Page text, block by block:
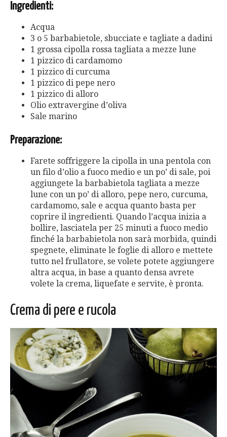
Ingredienti:
Acqua
3 o 5 barbabietole, sbucciate e tagliate a dadini
1 grossa cipolla rossa tagliata a mezze lune
1 pizzico di cardamomo
1 pizzico di curcuma
1 pizzico di pepe nero
1 pizzico di alloro
Olio extravergine d’oliva
Sale marino
Preparazione:
Farete soffriggere la cipolla in una pentola con
un filo d’olio a fuoco medio e un po’ di sale, poi
aggiungete la barbabietola tagliata a mezze
lune con un po’ di alloro, pepe nero, curcuma,
cardamomo, sale e acqua quanto basta per
coprire il ingredienti. Quando l’acqua inizia a
bollire, lasciatela per 25 minuti a fuoco medio
finché la barbabietola non sarà morbida, quindi
spegnete, eliminate le foglie di alloro e mettete
tutto nel frullatore, se volete potete aggiungere
altra acqua, in base a quanto densa avrete
volete la crema, liquefate e servite, è pronta.
Crema di pere e rucola